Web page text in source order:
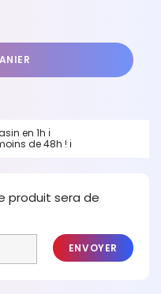
en 1h ℹ
de 48h ! ℹ
produit sera de
ENVOYER